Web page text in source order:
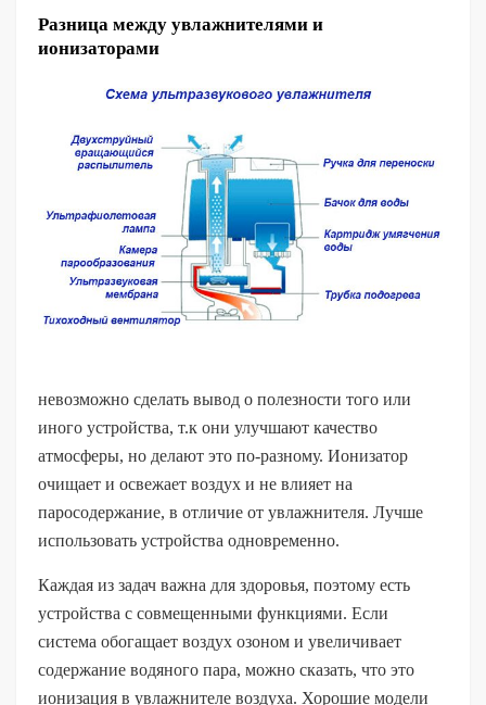
Разница между увлажнителями и
ионизаторами
невозможно сделать вывод о полезности того или
иного устройства, т.к они улучшают качество
атмосферы, но делают это по-разному. Ионизатор
очищает и освежает воздух и не влияет на
паросодержание, в отличие от увлажнителя. Лучше
использовать устройства одновременно.
Каждая из задач важна для здоровья, поэтому есть
устройства с совмещенными функциями. Если
система обогащает воздух озоном и увеличивает
содержание водяного пара, можно сказать, что это
ионизация в увлажнителе воздуха. Хорошие модели